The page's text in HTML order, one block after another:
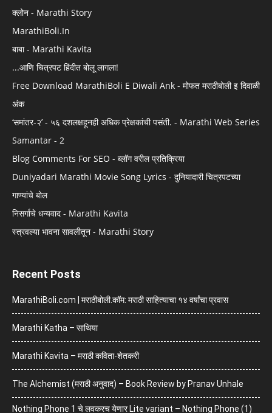
क्लोन - Marathi Story
MarathiBoli.In
बाबा - Marathi Kavita
...आणि चित्रपट हिंदीत बोलू लागला!
Free Download MarathiBoli E Diwali Ank - मोफत मराठीबोली इ दिवाळी
अंक
‘समांतर-२’ - ५६ दशलक्षहूनही अधिक प्रेक्षकांची पसंती. - Marathi Web Series
Samantar - 2
Blog Comments For SEO - ब्लॉग वरील प्रतिक्रिया
Duniyadari Marathi Movie Song Lyrics - दुनियादारी चित्रपटच्या
गाण्यांचे बोल
निसर्गाचे धन्यवाद - Marathi Kavita
स्त्रवल्या भावना सावलीतून - Marathi Story
Recent Posts
MarathiBoli.com | मराठीबोली.कॉम: मराठी साहित्याचा १४ वर्षांचा प्रवास
Marathi Katha – साथिया
Marathi Kavita – मराठी कविता-शेतकरी
The Alchemist (मराठी अनुवाद) – Book Review by Pranav Unhale
Nothing Phone 1 चे लवकरच येणार Lite variant – Nothing Phone (1)